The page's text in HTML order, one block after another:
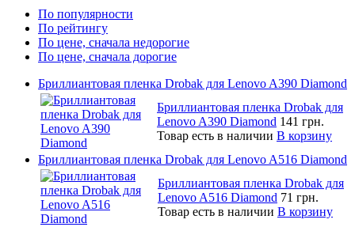
По популярности
По рейтингу
По цене, сначала недорогие
По цене, сначала дорогие
Бриллиантовая пленка Drobak для Lenovo A390 Diamond
Бриллиантовая пленка Drobak для
Lenovo A390 Diamond 141 грн.
Товар есть в наличии В корзину
Бриллиантовая пленка Drobak для Lenovo A516 Diamond
Бриллиантовая пленка Drobak для
Lenovo A516 Diamond 71 грн.
Товар есть в наличии В корзину